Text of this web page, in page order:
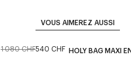
VOUS AIMEREZ AUSSI
1 080 CHF540 CHF HOLY BAG MAXI